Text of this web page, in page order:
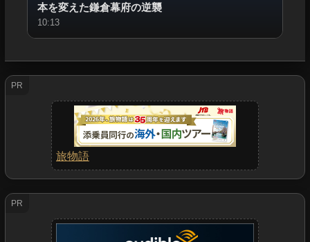
本を変えた鎌倉幕府の逆襲
10:13
PR
旅物語
PR